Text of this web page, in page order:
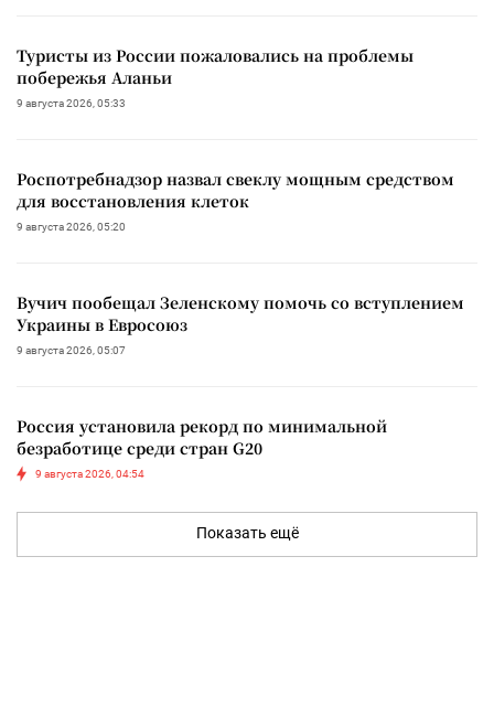
Туристы из России пожаловались на проблемы
побережья Аланьи
9 августа 2026, 05:33
Роспотребнадзор назвал свеклу мощным средством
для восстановления клеток
9 августа 2026, 05:20
Вучич пообещал Зеленскому помочь со вступлением
Украины в Евросоюз
9 августа 2026, 05:07
Россия установила рекорд по минимальной
безработице среди стран G20
9 августа 2026, 04:54
Показать ещё